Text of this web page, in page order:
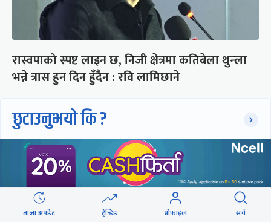
रास्वपाको स्पष्ट लाइन छ, निजी क्षेत्रमा कतिबेला थुन्ला
भन्ने त्रास हुन दिन हुँदैन : रवि लामिछाने
छुटाउनुभयो कि ?
संसद्लाई टेर्दैनन् प्रधानमन्त्री, लाचार
छन् सभामुख
‘अस्थायी प्रकृतिको अध्यादेशले ऐनको
ताजा अपडेट ट्रेन्डिङ प्रोफाइल सर्च